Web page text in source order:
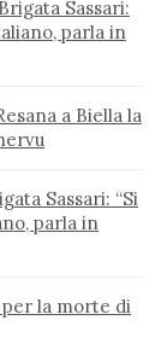
Sassari:
parla in
a Biella la
Sassari: “Si
parla in
per la morte di